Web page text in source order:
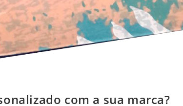
com a sua marca?